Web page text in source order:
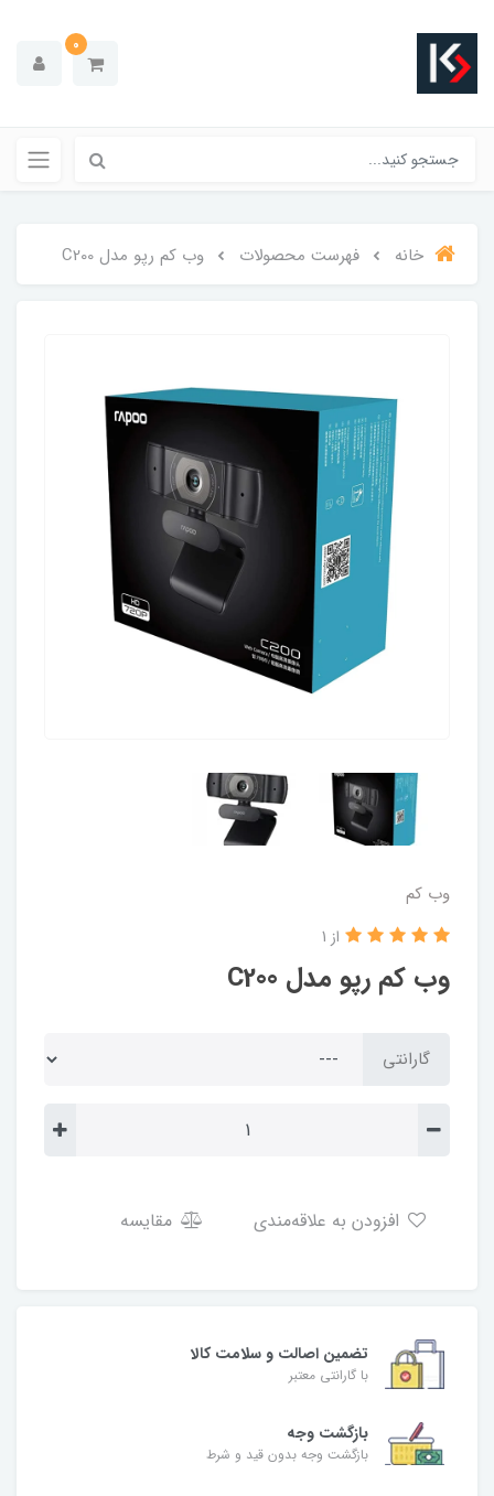
0
خانه فهرست محصولات وب کم رپو مدل C200
وب کم
وب کم رپو مدل C200
از 1
گارانتی
مقایسه
تضمین اصالت و سلامت کالا
با گارانتی معتبر
بازگشت وجه
بازگشت وجه بدون قید و شرط